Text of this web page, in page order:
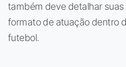
também deve detalhar
formato de atuação dentro
futebol.